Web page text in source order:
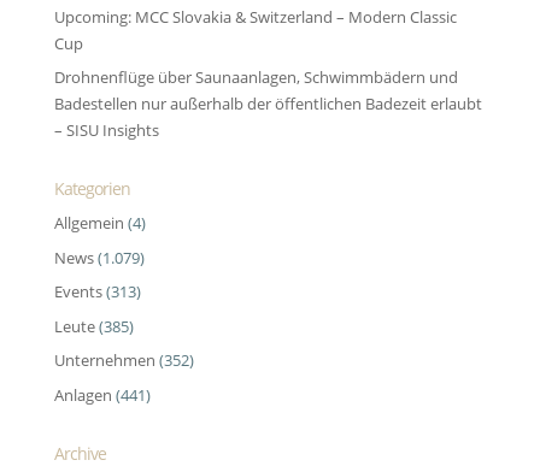
Upcoming: MCC Slovakia & Switzerland – Modern Classic
Cup
Drohnenflüge über Saunaanlagen, Schwimmbädern und
Badestellen nur außerhalb der öffentlichen Badezeit erlaubt
– SISU Insights
Kategorien
Allgemein (4)
News(1.079)
Events(313)
Leute(385)
Unternehmen (352)
Anlagen (441)
Archive